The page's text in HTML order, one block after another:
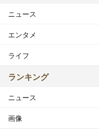
ニュース
エンタメ
ライフ
ランキング
ニュース
画像